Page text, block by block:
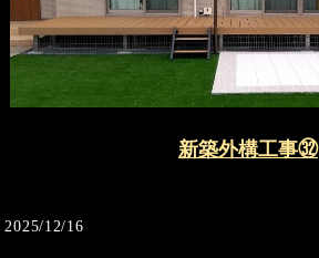
新築外構工事㉜
2025/12/16